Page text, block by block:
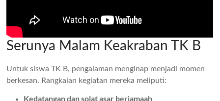
Serunya Malam Keakraban TK B
Untuk siswa TK B, pengalaman menginap menjadi momen
berkesan. Rangkaian kegiatan mereka meliputi:
Kedatangan dan solat asar berjamaah